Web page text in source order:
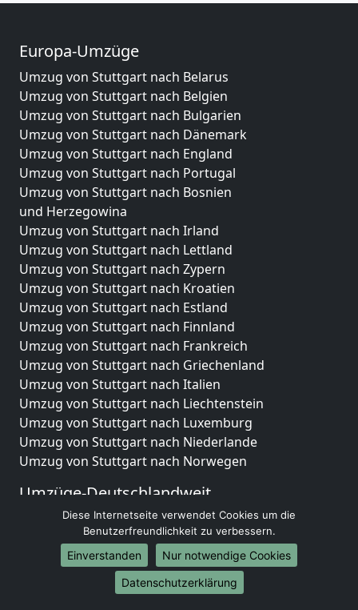
Europa-Umzüge
Umzug von Stuttgart nach Belarus
Umzug von Stuttgart nach Belgien
Umzug von Stuttgart nach Bulgarien
Umzug von Stuttgart nach Dänemark
Umzug von Stuttgart nach England
Umzug von Stuttgart nach Portugal
Umzug von Stuttgart nach Bosnien
und Herzegowina
Umzug von Stuttgart nach Irland
Umzug von Stuttgart nach Lettland
Umzug von Stuttgart nach Zypern
Umzug von Stuttgart nach Kroatien
Umzug von Stuttgart nach Estland
Umzug von Stuttgart nach Finnland
Umzug von Stuttgart nach Frankreich
Umzug von Stuttgart nach Griechenland
Umzug von Stuttgart nach Italien
Umzug von Stuttgart nach Liechtenstein
Umzug von Stuttgart nach Luxemburg
Umzug von Stuttgart nach Niederlande
Umzug von Stuttgart nach Norwegen
Umzüge-Deutschlandweit
Umzug von Stuttgart nach Berlin
Umzug von Stuttgart nach Hamburg
Umzug von Stuttgart nach München
Umzug von Stuttgart nach Köln
Umzug von Stuttgart nach Frankfurt am Main
Diese Internetseite verwendet Cookies um die
Benutzerfreundlichkeit zu verbessern.
Einverstanden
Nur notwendige Cookies
Datenschutzerklärung